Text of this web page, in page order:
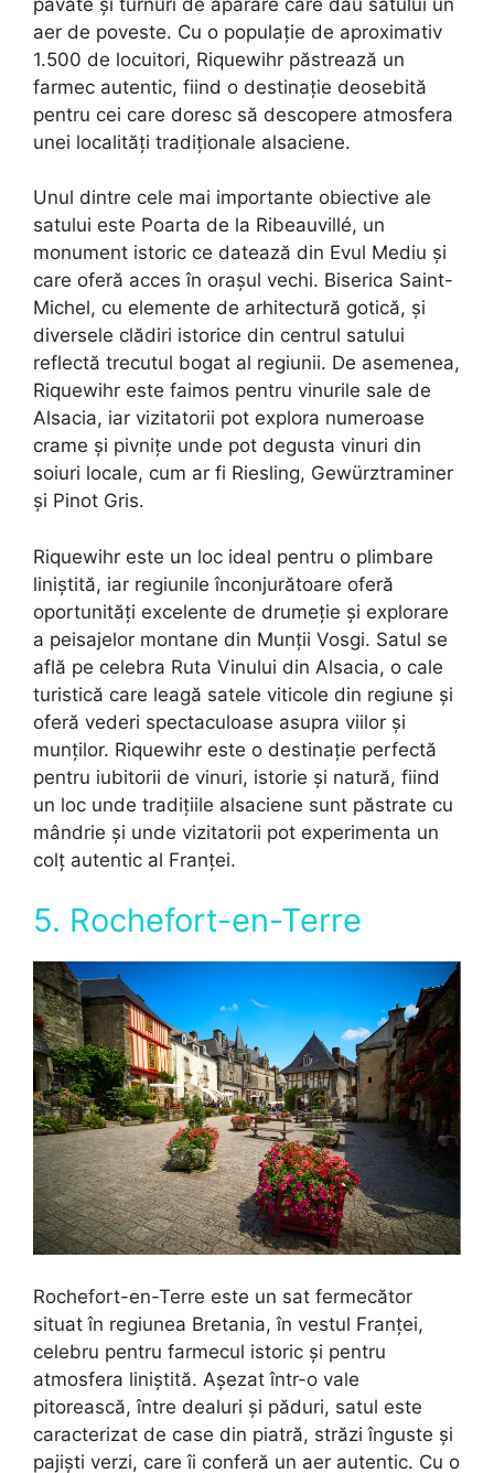
aer de poveste. Cu o populație de aproximativ
1.500 de locuitori, Riquewihr păstrează un
farmec autentic, fiind o destinație deosebită
pentru cei care doresc să descopere atmosfera
unei localități tradiționale alsaciene.
Unul dintre cele mai importante obiective ale
satului este Poarta de la Ribeauvillé, un
monument istoric ce datează din Evul Mediu și
care oferă acces în orașul vechi. Biserica Saint-
Michel, cu elemente de arhitectură gotică, și
diversele clădiri istorice din centrul satului
reflectă trecutul bogat al regiunii. De asemenea,
Riquewihr este faimos pentru vinurile sale de
Alsacia, iar vizitatorii pot explora numeroase
crame și pivnițe unde pot degusta vinuri din
soiuri locale, cum ar fi Riesling, Gewürztraminer
și Pinot Gris.
Riquewihr este un loc ideal pentru o plimbare
liniștită, iar regiunile înconjurătoare oferă
oportunități excelente de drumeție și explorare
a peisajelor montane din Munții Vosgi. Satul se
află pe celebra Ruta Vinului din Alsacia, o cale
turistică care leagă satele viticole din regiune și
oferă vederi spectaculoase asupra viilor și
munților. Riquewihr este o destinație perfectă
pentru iubitorii de vinuri, istorie și natură, fiind
un loc unde tradițiile alsaciene sunt păstrate cu
mândrie și unde vizitatorii pot experimenta un
colț autentic al Franței.
5. Rochefort-en-Terre
Rochefort-en-Terre este un sat fermecător
situat în regiunea Bretania, în vestul Franței,
celebru pentru farmecul istoric și pentru
atmosfera liniștită. Așezat într-o vale
pitorească, între dealuri și păduri, satul este
caracterizat de case din piatră, străzi înguste și
pajiști verzi, care îi conferă un aer autentic. Cu o